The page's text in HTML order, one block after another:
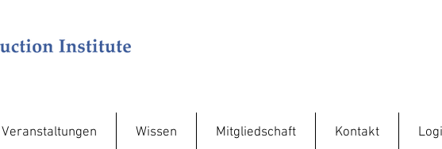
Veranstaltungen Wissen Mitgliedschaft Kontakt